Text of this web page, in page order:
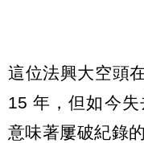
這位法興大空頭
15 年，但如今
意味著屢破紀錄